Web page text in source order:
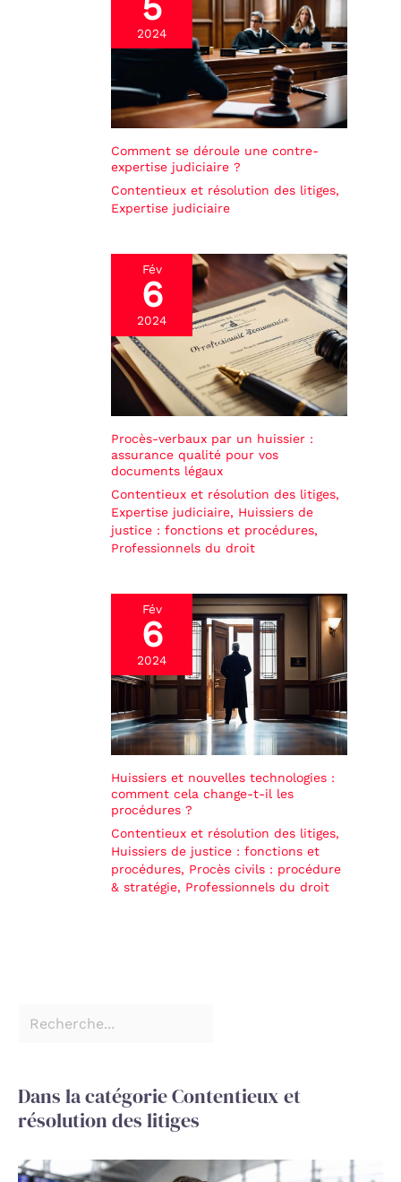
2024
Comment se déroule une contre-
expertise judiciaire ?
Contentieux et résolution des litiges,
Expertise judiciaire
Fév
6
2024
Procès-verbaux par un huissier :
assurance qualité pour vos
documents légaux
Contentieux et résolution des litiges,
Expertise judiciaire, Huissiers de
justice : fonctions et procédures,
Professionnels du droit
Fév
6
2024
Huissiers et nouvelles technologies :
comment cela change-t-il les
procédures ?
Contentieux et résolution des litiges,
Huissiers de justice : fonctions et
procédures, Procès civils : procédure
& stratégie, Professionnels du droit
Dans la catégorie Contentieux et
résolution des litiges